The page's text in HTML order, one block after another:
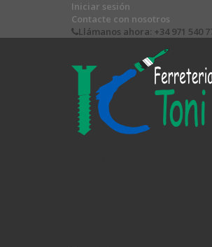
Iniciar sesión
Contacte con nosotros
Llámanos ahora: +34 971 540